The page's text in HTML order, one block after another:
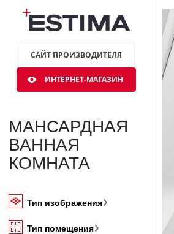
САЙТ ПРОИЗВОДИТЕЛЯ
ИНТЕРНЕТ-МАГАЗИН
МАНСАРДНАЯ
ВАННАЯ
КОМНАТА
Тип изображения
Тип помещения